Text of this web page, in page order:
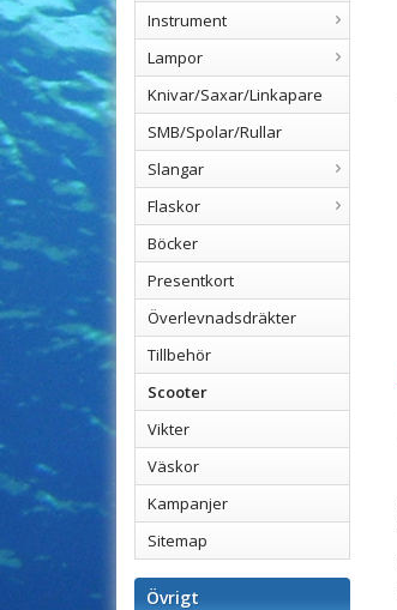
Instrument
Lampor
Knivar/Saxar/Linkapare
SMB/Spolar/Rullar
Slangar
Flaskor
Böcker
Presentkort
Överlevnadsdräkter
Tillbehör
Scooter
Vikter
Väskor
Kampanjer
Sitemap
Övrigt